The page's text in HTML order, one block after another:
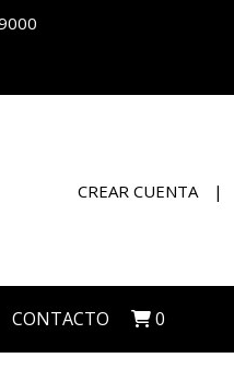
CREAR CUENTA
CONTACTO 0